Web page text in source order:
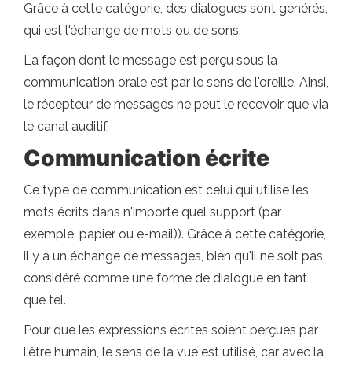
Grâce à cette catégorie, des dialogues sont générés,
qui est l'échange de mots ou de sons.
La façon dont le message est perçu sous la
communication orale est par le sens de l'oreille. Ainsi,
le récepteur de messages ne peut le recevoir que via
le canal auditif.
Communication écrite
Ce type de communication est celui qui utilise les
mots écrits dans n'importe quel support (par
exemple, papier ou e-mail)). Grâce à cette catégorie,
il y a un échange de messages, bien qu'il ne soit pas
considéré comme une forme de dialogue en tant
que tel.
Pour que les expressions écrites soient perçues par
l'être humain, le sens de la vue est utilisé, car avec la